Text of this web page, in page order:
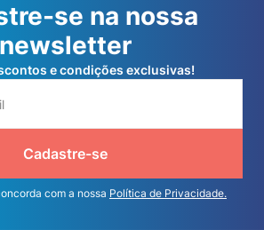
se na nossa
newsletter
e condições exclusivas!
Cadastre-se
com a nossa Política de Privacidade.